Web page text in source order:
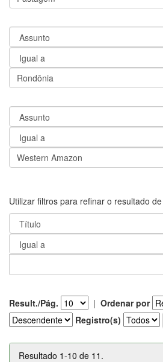
Utilizar filtros para refinar o resultado
Result./Pág. | Ordenar por
Registro(s)
Resultado 1-10 de 11.